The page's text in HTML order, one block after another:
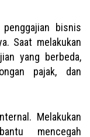
bisnis
Saat melakukan
yang berbeda,
pajak, dan
Melakukan
mencegah